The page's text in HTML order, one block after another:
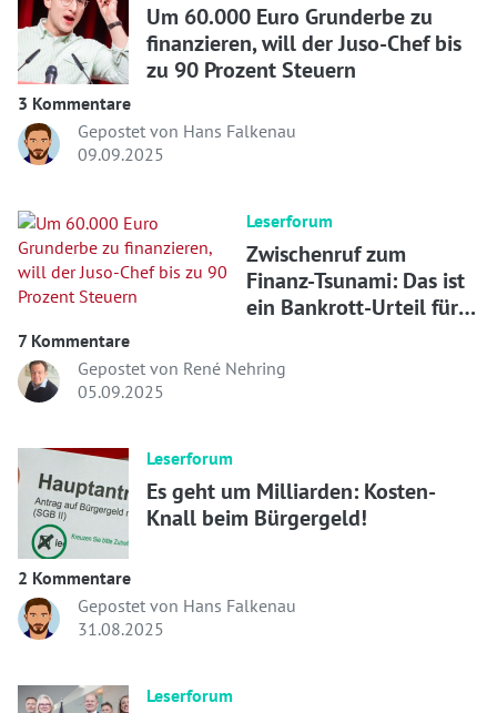
Um 60.000 Euro Grunderbe zu
finanzieren, will der Juso-Chef bis
zu 90 Prozent Steuern
3 Kommentare
Gepostet von Hans Falkenau
09.09.2025
Leserforum
Zwischenruf zum
Finanz-Tsunami: Das ist
ein Bankrott-Urteil für
7 Kommentare
Gepostet von René Nehring
05.09.2025
Leserforum
Es geht um Milliarden: Kosten-
Knall beim Bürgergeld!
2 Kommentare
Gepostet von Hans Falkenau
31.08.2025
Leserforum